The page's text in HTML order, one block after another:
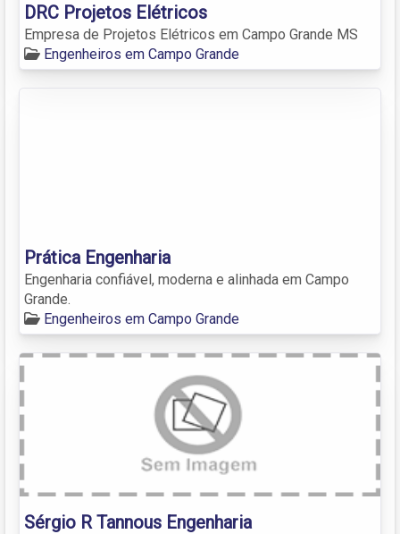
DRC Projetos Elétricos
Empresa de Projetos Elétricos em Campo Grande MS
Engenheiros em Campo Grande
Prática Engenharia
Engenharia confiável, moderna e alinhada em Campo
Grande.
Engenheiros em Campo Grande
Sérgio R Tannous Engenharia